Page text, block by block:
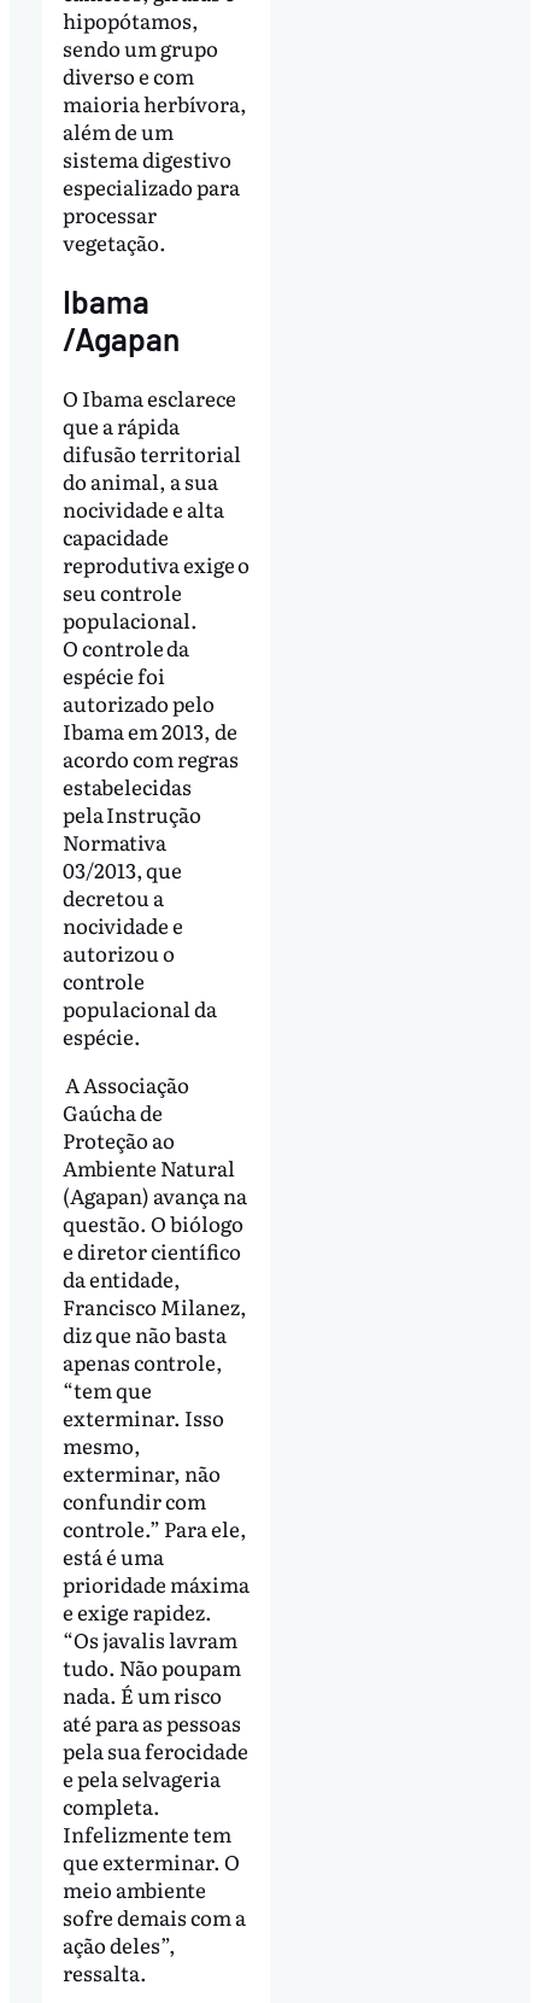
hipopótamos,
sendo um grupo
diverso e com
maioria herbívora,
além de um
sistema digestivo
especializado para
processar
vegetação.
Ibama
/Agapan
O Ibama esclarece
que a rápida
difusão territorial
do animal, a sua
nocividade e alta
capacidade
reprodutiva exige o
seu controle
populacional.
O controle da
espécie foi
autorizado pelo
Ibama em 2013, de
acordo com regras
estabelecidas
pela Instrução
Normativa
03/2013, que
decretou a
nocividade e
autorizou o
controle
populacional da
espécie.
A Associação
Gaúcha de
Proteção ao
Ambiente Natural
(Agapan) avança na
questão. O biólogo
e diretor científico
da entidade,
Francisco Milanez,
diz que não basta
apenas controle,
“tem que
exterminar. Isso
mesmo,
exterminar, não
confundir com
controle.” Para ele,
está é uma
prioridade máxima
e exige rapidez.
“Os javalis lavram
tudo. Não poupam
nada. É um risco
até para as pessoas
pela sua ferocidade
e pela selvageria
completa.
Infelizmente tem
que exterminar. O
meio ambiente
sofre demais com a
ação deles”,
ressalta.